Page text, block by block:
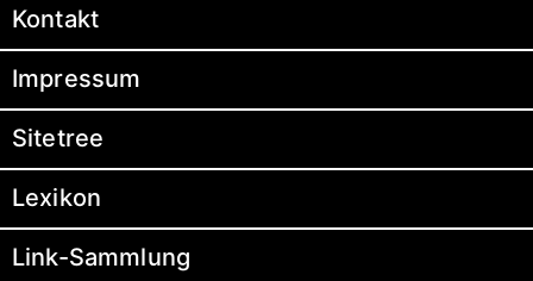
Kontakt
Impressum
Sitetree
Lexikon
Link-Sammlung